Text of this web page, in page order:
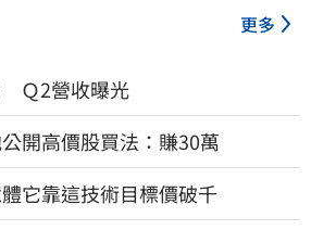
更多
Ｑ2營收曝光
開高價股買法：賺30萬
它靠這技術目標價破千